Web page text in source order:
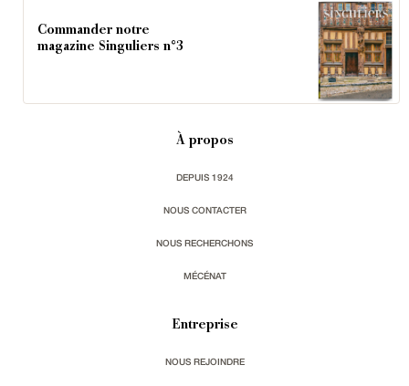
Commander notre
magazine Singuliers n°3
À propos
DEPUIS 1924
NOUS CONTACTER
NOUS RECHERCHONS
MÉCÉNAT
Entreprise
NOUS REJOINDRE